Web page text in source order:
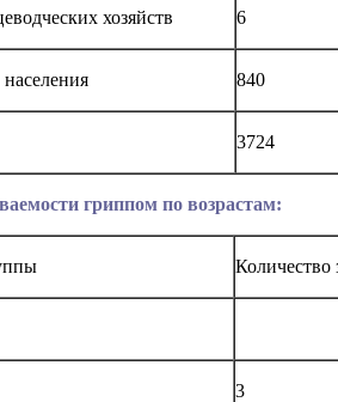
хозяйств 6
840
3724
гриппом по возрастам:
Количество
3